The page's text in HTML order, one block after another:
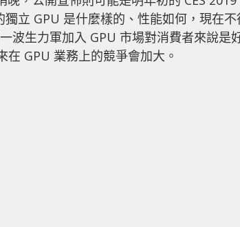
立 GPU 是什麼樣的、性能如何，現在不
波生力軍加入 GPU 市場對消費者來說是
GPU 業務上的競爭會加大。